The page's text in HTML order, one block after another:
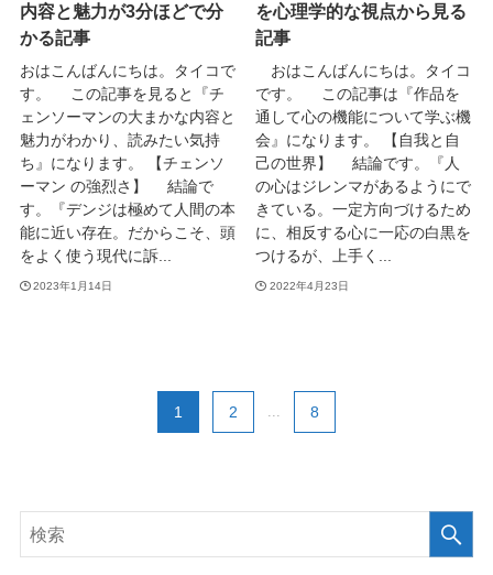
内容と魅力が3分ほどで分
かる記事
おはこんばんにちは。タイコで
す。 この記事を見ると『チ
ェンソーマンの大まかな内容と
魅力がわかり、読みたい気持
ち』になります。 【チェンソ
ーマン の強烈さ】 結論で
す。『デンジは極めて人間の本
能に近い存在。だからこそ、頭
をよく使う現代に訴...
2023年1月14日
を心理学的な視点から見る
記事
おはこんばんにちは。タイコ
です。 この記事は『作品を
通して心の機能について学ぶ機
会』になります。 【自我と自
己の世界】 結論です。『人
の心はジレンマがあるようにで
きている。一定方向づけるため
に、相反する心に一応の白黒を
つけるが、上手く...
2022年4月23日
1 2 ... 8